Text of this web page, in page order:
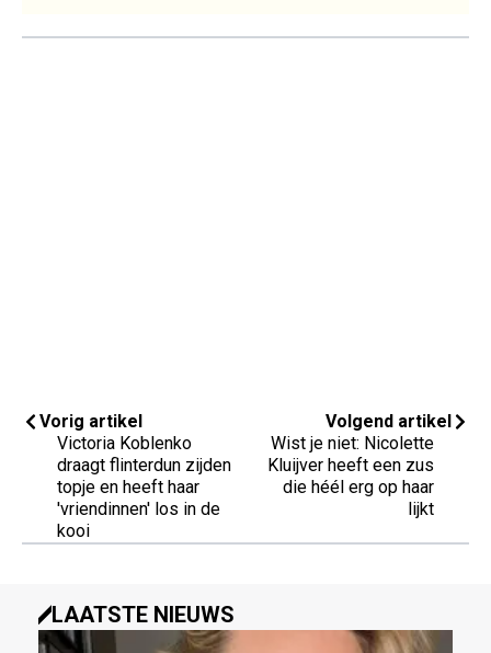
Vorig artikel
Victoria Koblenko
draagt flinterdun zijden
topje en heeft haar
'vriendinnen' los in de
kooi
Volgend artikel
Wist je niet: Nicolette
Kluijver heeft een zus
die héél erg op haar
lijkt
LAATSTE NIEUWS